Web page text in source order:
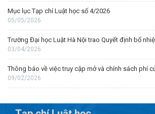
Mục lục Tạp chí Luật học số 4/2026
05/05/2026
Trường Đại học Luật Hà Nội trao Quyết định bổ
03/04/2026
Thông báo về việc truy cập mở và chính sách phí
09/02/2026